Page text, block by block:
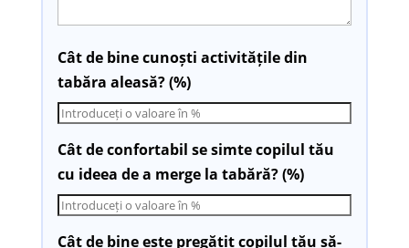
Cât de bine cunoști activitățile din
tabăra aleasă? (%)
Cât de confortabil se simte copilul tău
cu ideea de a merge la tabără? (%)
Cât de bine este pregătit copilul tău să-